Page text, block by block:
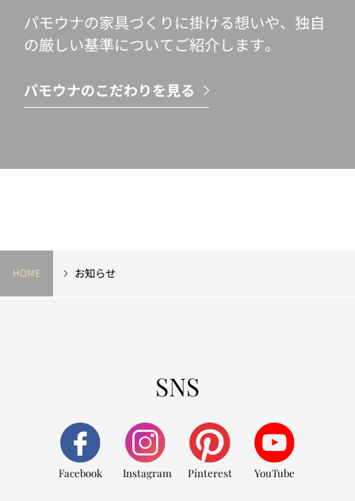
パモウナの家具づくりに掛ける想いや、独自
の厳しい基準についてご紹介します。
パモウナのこだわりを見る
HOME お知らせ
SNS
Facebook Instagram Pinterest YouTube